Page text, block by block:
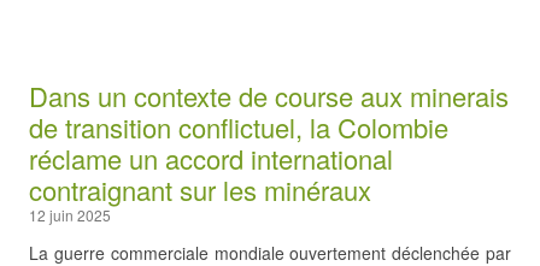
Dans un contexte de course aux minerais
de transition conflictuel, la Colombie
réclame un accord international
contraignant sur les minéraux
12 juin 2025
La guerre commerciale mondiale ouvertement déclenchée par